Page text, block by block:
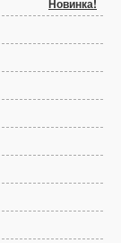
Новинка!